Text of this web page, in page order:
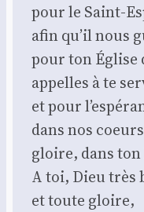
pour le Saint-
afin qu’il nous
pour ton Église
appelles à te
et pour
dans nos
gloire, dans
A toi, Dieu très
et toute gloire,